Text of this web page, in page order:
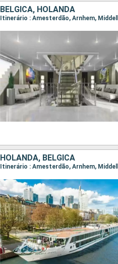
BÉLGICA, HOLANDA
Itinerário : Amesterdão, Arnhem,
HOLANDA, BÉLGICA
Itinerário : Amesterdão, Arnhem,